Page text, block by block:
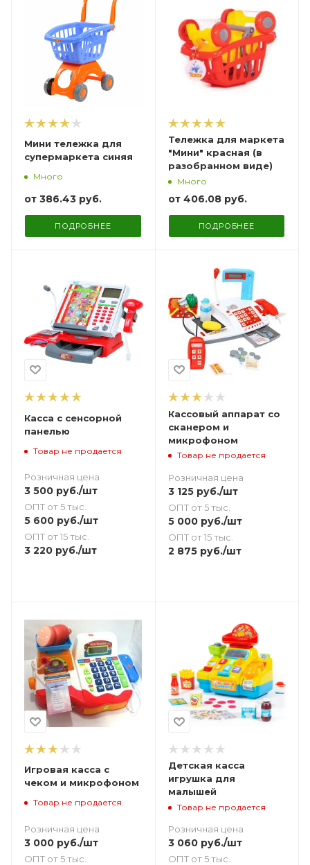
Мини тележка для
супермаркета синяя
Много
от 386.43 руб.
ПОДРОБНЕЕ
Тележка для маркета
"Мини" красная (в
разобранном виде)
Много
от 406.08 руб.
ПОДРОБНЕЕ
Касса с сенсорной
панелью
Товар не продается
Розничная цена
3 500 руб./шт
ОПТ от 5 тыс.
5 600 руб./шт
ОПТ от 15 тыс.
3 220 руб./шт
Кассовый аппарат со
сканером и
микрофоном
Товар не продается
Розничная цена
3 125руб./шт
ОПТ от 5 тыс.
5 000руб./шт
ОПТ от 15 тыс.
2 875руб./шт
Игровая касса с
чеком и микрофоном
Товар не продается
Розничная цена
3 000 руб./шт
ОПТ от 5 тыс.
Детская касса
игрушка для
малышей
Товар не продается
Розничная цена
3 060руб./шт
ОПТ от 5 тыс.